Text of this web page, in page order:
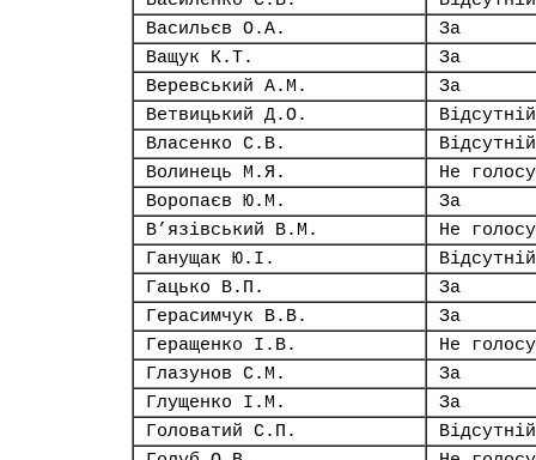
Васильєв О.А.
За
Ващук К.Т.
За
Веревський А.М.
За
Ветвицький Д.О.
Відсутній
Власенко С.В.
Відсутній
Волинець М.Я.
Не
Воропаєв Ю.М.
За
В’язівський В.М.
Не
Ганущак Ю.І.
Відсутній
Гацько В.П.
За
Герасимчук В.В.
За
Геращенко І.В.
Не
Глазунов С.М.
За
Глущенко І.М.
За
Головатий С.П.
Відсутній